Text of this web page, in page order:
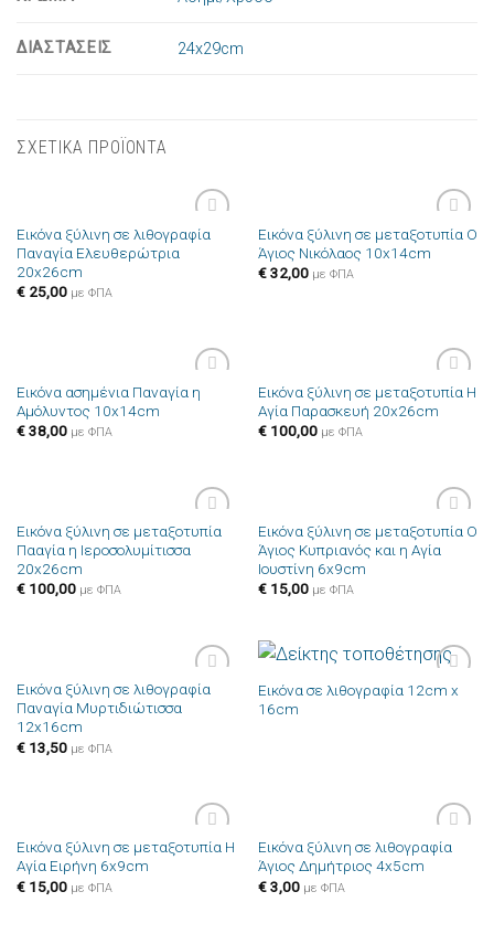
ΔΙΑΣΤΑΣΕΙΣ 24x29cm
ΣΧΕΤΙΚΑ ΠΡΟΪΟΝΤΑ
Πρόσθήκη
στην λίστα
Εικόνα ξύλινη σε λιθογραφία
Παναγία Ελευθερώτρια
20x26cm
€25,00 με ΦΠΑ
Πρόσθήκη
στην λίστα
Εικόνα ξύλινη σε μεταξοτυπία Ο
Άγιος Νικόλαος 10x14cm
€32,00 με ΦΠΑ
Πρόσθήκη
Εικόνα ασημένια Παναγία η
Αμόλυντος 10x14cm
€38,00 με ΦΠΑ
Πρόσθήκη
στην λίστα
Εικόνα ξύλινη σε μεταξοτυπία Η
Αγία Παρασκευή 20x26cm
€100,00 με ΦΠΑ
Πρόσθήκη
στην λίστα
Εικόνα ξύλινη σε μεταξοτυπία
Πααγία η Ιεροσολυμίτισσα
20x26cm
€100,00 με ΦΠΑ
Πρόσθήκη
στην λίστα
Εικόνα ξύλινη σε μεταξοτυπία Ο
Άγιος Κυπριανός και η Αγία
Ιουστίνη 6x9cm
€15,00 με ΦΠΑ
Πρόσθήκη
στην λίστα
Εικόνα ξύλινη σε λιθογραφία
Παναγία Μυρτιδιώτισσα
12x16cm
€13,50 με ΦΠΑ
Πρόσθήκη
Εικόνα σε λιθογραφία 12cm x
16cm
Πρόσθήκη
Εικόνα ξύλινη σε μεταξοτυπία Η
Αγία Ειρήνη 6x9cm
€15,00 με ΦΠΑ
Πρόσθήκη
στην λίστα
Εικόνα ξύλινη σε λιθογραφία
Άγιος Δημήτριος 4x5cm
€3,00 με ΦΠΑ